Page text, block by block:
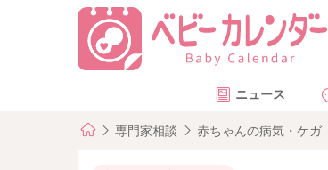
ニュース
専門家相談 赤ちゃんの病気・ケガ